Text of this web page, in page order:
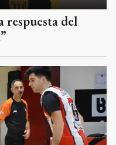
respuesta del